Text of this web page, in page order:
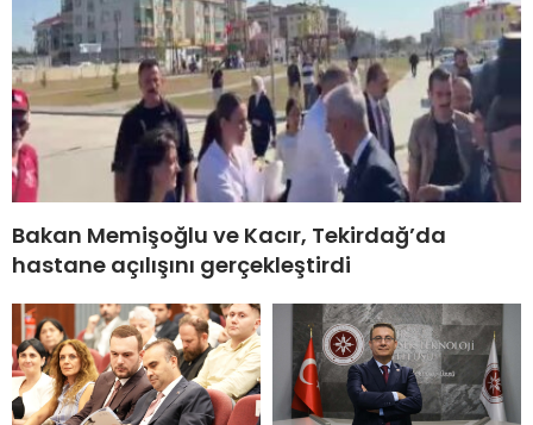
Bakan Memişoğlu ve Kacır, Tekirdağ’da
hastane açılışını gerçekleştirdi